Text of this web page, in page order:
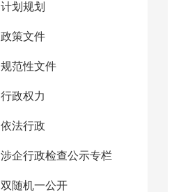
计划规划
政策文件
规范性文件
行政权力
依法行政
涉企行政检查公示专栏
双随机一公开